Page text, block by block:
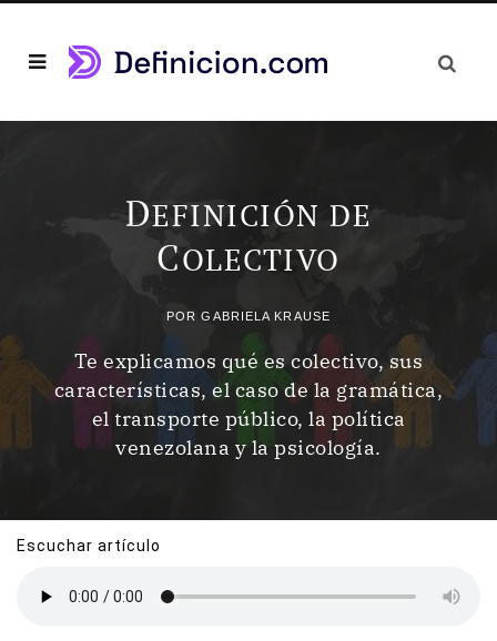
DEFINICIÓN DE
COLECTIVO
PORGABRIELA KRAUSE
Te explicamos qué es colectivo, sus
características, el caso de la gramática,
el transporte público, la política
venezolana y la psicología.
Escuchar artículo